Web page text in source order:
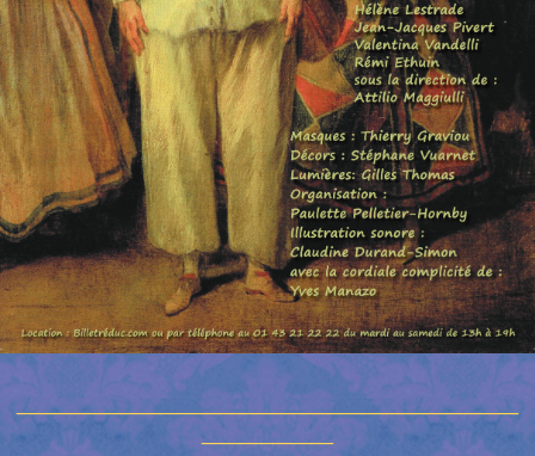
__________________________________________
___________